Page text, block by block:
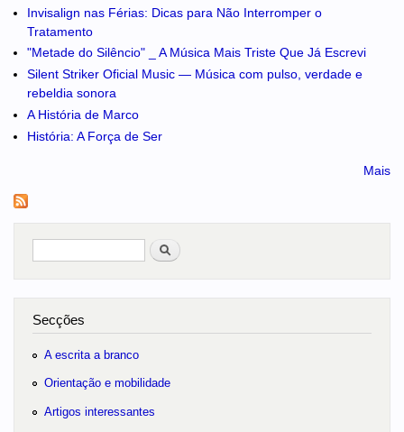
Invisalign nas Férias: Dicas para Não Interromper o
Tratamento
"Metade do Silêncio" _ A Música Mais Triste Que Já Escrevi
Silent Striker Oficial Music — Música com pulso, verdade e
rebeldia sonora
A História de Marco
História: A Força de Ser
Mais
Pesquisar
no portal
Secções
A escrita a branco
Orientação e mobilidade
Artigos interessantes